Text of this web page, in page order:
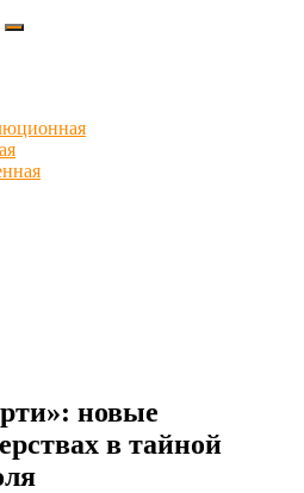
новые
в тайной